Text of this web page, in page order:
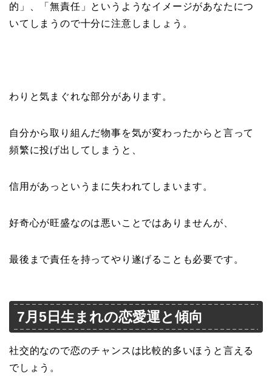
的」、「無責任」というようなイメージがあなたにつ
いてしまうので十分に注意しましょう。
わりと気まぐれな部分があります。
自分から取り組んだ物事を気が変わったからと言って
頻繁に投げ出してしまうと、
信用があっというまに失われてしまいます。
好奇心が旺盛なのは悪いことではありませんが、
最後まで責任を持ってやり遂げることも必要です。
7月5日生まれの恋愛運と傾向
社交的なので恋のチャンスは比較的多いほうと言える
でしょう。